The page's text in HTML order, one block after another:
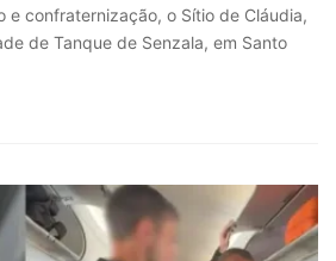
e confraternização, o Sítio de Cláudia,
de Tanque de Senzala, em Santo